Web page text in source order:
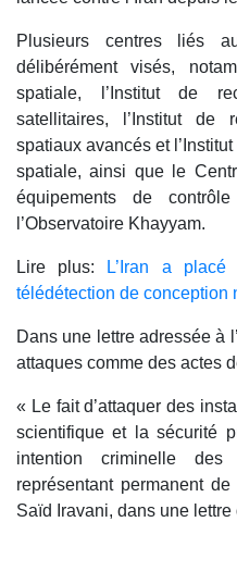
Plusieurs centres liés
délibérément visés,
spatiale, l’Institut de
satellitaires, l’Institut de
spatiaux avancés et
spatiale, ainsi que le
équipements de
l’Observatoire Khayyam.
Lire plus: L’Iran a
télédétection de conception
Dans une lettre adressée à
attaques comme des actes
« Le fait d’attaquer des
scientifique et la sécurité
intention criminelle
représentant permanent
Saïd Iravani, dans une